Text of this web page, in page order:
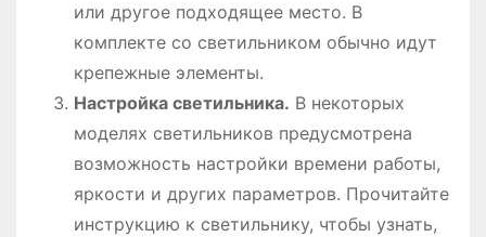
или другое подходящее место. В
комплекте со светильником обычно идут
крепежные элементы.
Настройка светильника. В некоторых
моделях светильников предусмотрена
возможность настройки времени работы,
яркости и других параметров. Прочитайте
инструкцию к светильнику, чтобы узнать,